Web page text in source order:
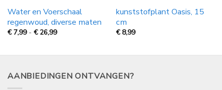
Water en Voerschaal
regenwoud, diverse maten
€ 7,99 - € 26,99Prijsklasse:
€
kunststofplant Oasis, 15
cm
€8,99
AANBIEDINGEN ONTVANGEN?